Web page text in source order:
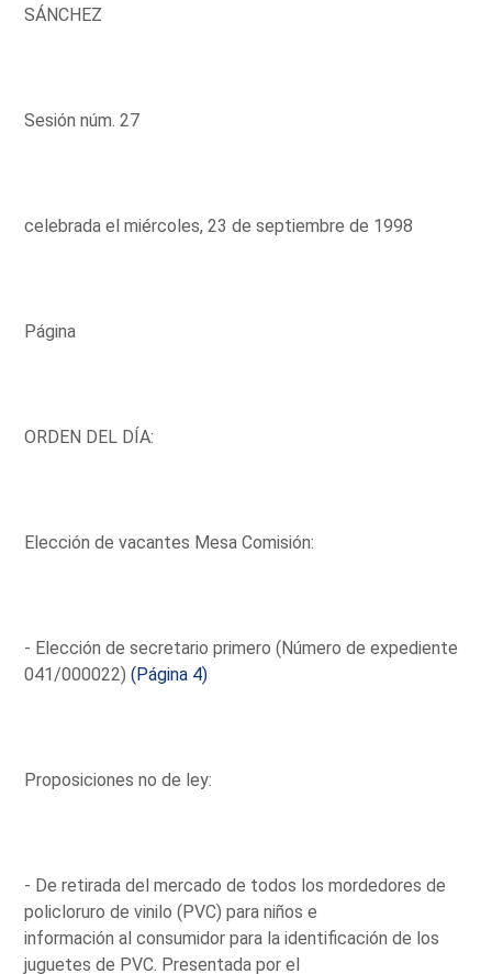
SÁNCHEZ
Sesión núm. 27
celebrada el miércoles, 23 de septiembre de 1998
Página
ORDEN DEL DÍA:
Elección de vacantes Mesa Comisión:
- Elección de secretario primero (Número de expediente
041/000022)(Página 4)
Proposiciones no de ley:
- De retirada del mercado de todos los mordedores de
policloruro de vinilo (PVC) para niños e
información al consumidor para la identificación de los
juguetes de PVC. Presentada por el